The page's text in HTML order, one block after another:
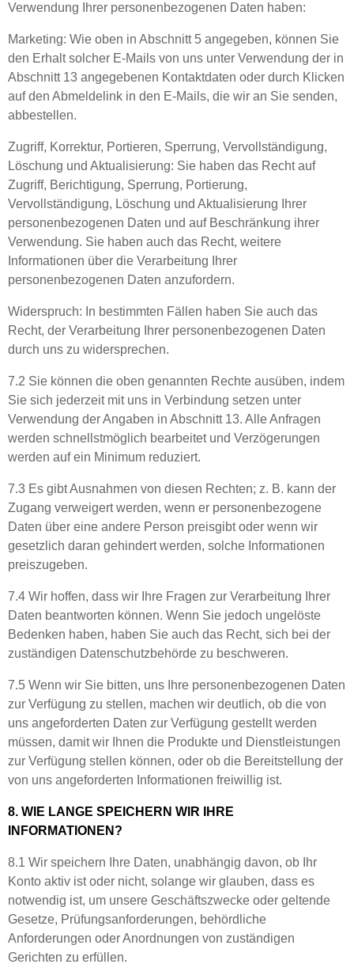
Verwendung Ihrer personenbezogenen Daten haben:
Marketing: Wie oben in Abschnitt 5 angegeben, können Sie
den Erhalt solcher E-Mails von uns unter Verwendung der in
Abschnitt 13 angegebenen Kontaktdaten oder durch Klicken
auf den Abmeldelink in den E-Mails, die wir an Sie senden,
abbestellen.
Zugriff, Korrektur, Portieren, Sperrung, Vervollständigung,
Löschung und Aktualisierung: Sie haben das Recht auf
Zugriff, Berichtigung, Sperrung, Portierung,
Vervollständigung, Löschung und Aktualisierung Ihrer
personenbezogenen Daten und auf Beschränkung ihrer
Verwendung. Sie haben auch das Recht, weitere
Informationen über die Verarbeitung Ihrer
personenbezogenen Daten anzufordern.
Widerspruch: In bestimmten Fällen haben Sie auch das
Recht, der Verarbeitung Ihrer personenbezogenen Daten
durch uns zu widersprechen.
7.2 Sie können die oben genannten Rechte ausüben, indem
Sie sich jederzeit mit uns in Verbindung setzen unter
Verwendung der Angaben in Abschnitt 13. Alle Anfragen
werden schnellstmöglich bearbeitet und Verzögerungen
werden auf ein Minimum reduziert.
7.3 Es gibt Ausnahmen von diesen Rechten; z. B. kann der
Zugang verweigert werden, wenn er personenbezogene
Daten über eine andere Person preisgibt oder wenn wir
gesetzlich daran gehindert werden, solche Informationen
preiszugeben.
7.4 Wir hoffen, dass wir Ihre Fragen zur Verarbeitung Ihrer
Daten beantworten können. Wenn Sie jedoch ungelöste
Bedenken haben, haben Sie auch das Recht, sich bei der
zuständigen Datenschutzbehörde zu beschweren.
7.5 Wenn wir Sie bitten, uns Ihre personenbezogenen Daten
zur Verfügung zu stellen, machen wir deutlich, ob die von
uns angeforderten Daten zur Verfügung gestellt werden
müssen, damit wir Ihnen die Produkte und Dienstleistungen
zur Verfügung stellen können, oder ob die Bereitstellung der
von uns angeforderten Informationen freiwillig ist.
8. WIE LANGE SPEICHERN WIR IHRE
INFORMATIONEN?
8.1 Wir speichern Ihre Daten, unabhängig davon, ob Ihr
Konto aktiv ist oder nicht, solange wir glauben, dass es
notwendig ist, um unsere Geschäftszwecke oder geltende
Gesetze, Prüfungsanforderungen, behördliche
Anforderungen oder Anordnungen von zuständigen
Gerichten zu erfüllen.